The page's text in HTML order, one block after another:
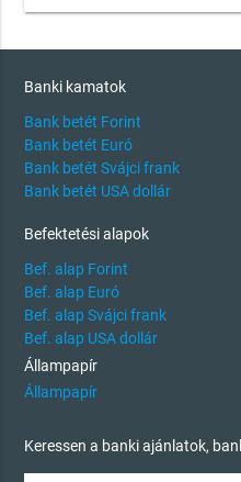
Banki kamatok
Bank betét Forint
Bank betét Euró
Bank betét Svájci frank
Bank betét USA dollár
Befektetési alapok
Bef. alap Forint
Bef. alap Euró
Bef. alap Svájci frank
Bef. alap USA dollár
Állampapír
Állampapír
Keressen a banki ajánlatok,